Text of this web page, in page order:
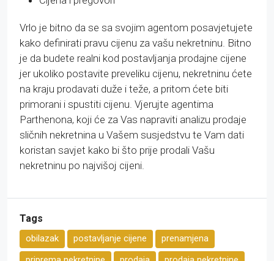
Vrlo je bitno da se sa svojim agentom posavjetujete
kako definirati pravu cijenu za vašu nekretninu. Bitno
je da budete realni kod postavljanja prodajne cijene
jer ukoliko postavite preveliku cijenu, nekretninu ćete
na kraju prodavati duže i teže, a pritom ćete biti
primorani i spustiti cijenu. Vjerujte agentima
Parthenona, koji će za Vas napraviti analizu prodaje
sličnih nekretnina u Vašem susjedstvu te Vam dati
koristan savjet kako bi što prije prodali Vašu
nekretninu po najvišoj cijeni.
Tags
obilazak postavljanje cijene
prenamjena